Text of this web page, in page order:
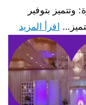
وتتميز بتوفير
اقرأ المزيد